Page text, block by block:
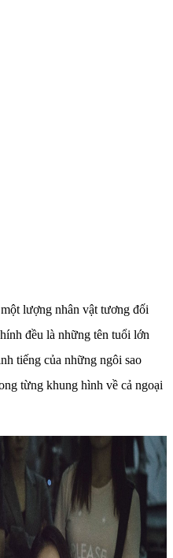
lượng nhân vật tương đối
đều là những tên tuổi lớn
tiếng của những ngôi sao
từng khung hình về cả ngoại